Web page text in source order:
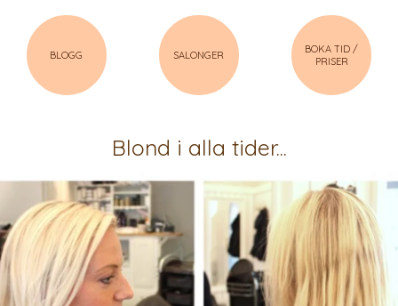
BLOGG SALONGER
BOKA TID /
PRISER
Blond i alla tider...